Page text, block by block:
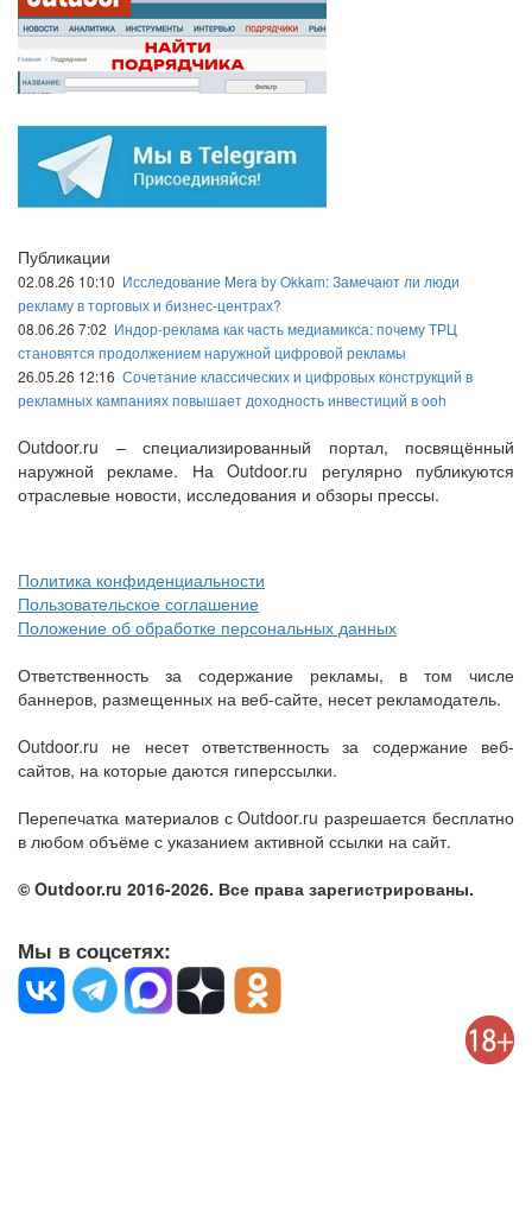
Публикации
02.08.26 10:10 Исследование Mera by Okkam: Замечают ли люди
рекламу в торговых и бизнес-центрах?
08.06.26 7:02 Индор-реклама как часть медиамикса: почему ТРЦ
становятся продолжением наружной цифровой рекламы
26.05.26 12:16 Сочетание классических и цифровых конструкций в
рекламных кампаниях повышает доходность инвестиций в ooh
Outdoor.ru – специализированный портал, посвящённый
наружной рекламе. На Outdoor.ru регулярно публикуются
отраслевые новости, исследования и обзоры прессы.
Политика конфиденциальности
Пользовательское соглашение
Положение об обработке персональных данных
Ответственность за содержание рекламы, в том числе
баннеров, размещенных на веб-сайте, несет рекламодатель.
Outdoor.ru не несет ответственность за содержание веб-
сайтов, на которые даются гиперссылки.
Перепечатка материалов с Outdoor.ru разрешается бесплатно
в любом объёме с указанием активной ссылки на сайт.
© Outdoor.ru 2016-2026. Все права зарегистрированы.
Мы в соцсетях: